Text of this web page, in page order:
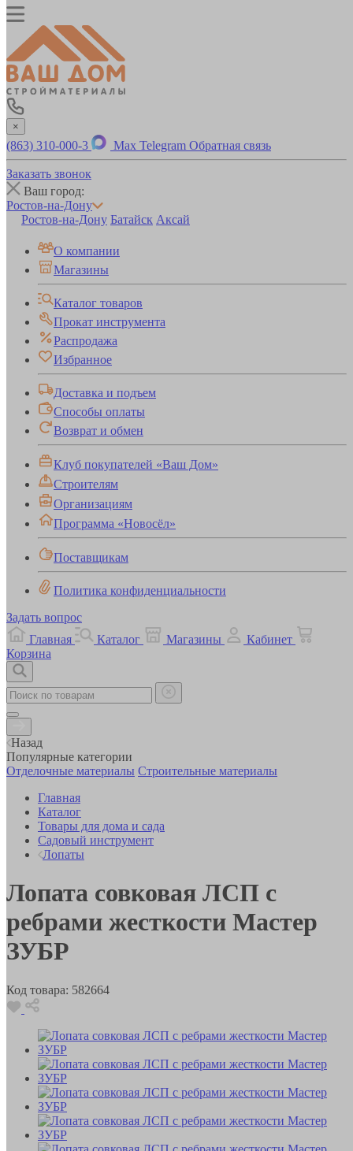
×
(863) 310-000-3 Max Telegram Обратная связь
Заказать звонок
Ваш город:
Ростов-на-Дону
Ростов-на-Дону Батайск Аксай
О компании
Магазины
Каталог товаров
Прокат инструмента
Распродажа
Избранное
Доставка и подъем
Способы оплаты
Возврат и обмен
Клуб покупателей «Ваш Дом»
Строителям
Организациям
Программа «Новосёл»
Поставщикам
Политика конфиденциальности
Задать вопрос
Главная
Каталог Магазины
Кабинет
Корзина
Назад
Популярные категории
Отделочные материалы Строительные материалы
Главная
Каталог
Товары для дома и сада
Садовый инструмент
Лопаты
Лопата совковая ЛСП с
ребрами жесткости Мастер
ЗУБР
Код товара: 582664